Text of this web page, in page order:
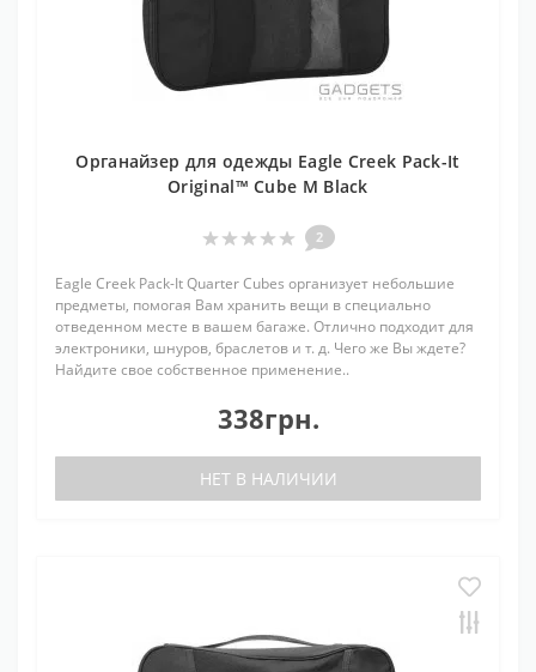
Органайзер для одежды Eagle Creek Pack-It
Original™ Cube M Black
2
Eagle Creek Pack-It Quarter Cubes организует небольшие
предметы, помогая Вам хранить вещи в специально
отведенном месте в вашем багаже. Отлично подходит для
электроники, шнуров, браслетов и т. д. Чего же Вы ждете?
Найдите свое собственное применение..
338грн.
НЕТ В НАЛИЧИИ